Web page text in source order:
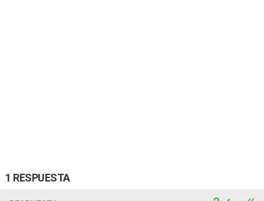
1 RESPUESTA